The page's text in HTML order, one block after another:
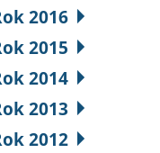
2016
2015
2014
2013
2012